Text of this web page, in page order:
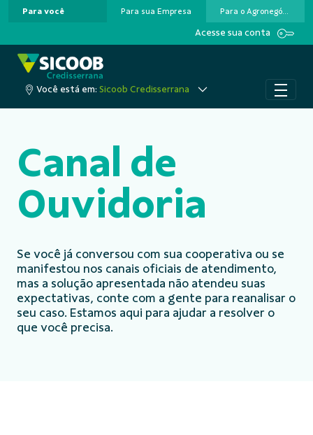
Pular para o Conteúdo principal
Para você Para sua Empresa Para o Agronegócio
Acesse sua conta
Você está em: Sicoob Credisserrana
Canal de
Ouvidoria
Se você já conversou com sua cooperativa ou se
manifestou nos canais oficiais de atendimento,
mas a solução apresentada não atendeu suas
expectativas, conte com a gente para reanalisar o
seu caso. Estamos aqui para ajudar a resolver o
que você precisa.